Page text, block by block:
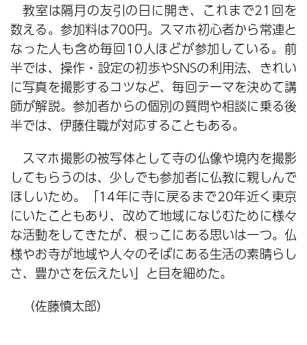
教室は隔月の友引の日に開き、これまで21回を
数える。参加料は700円。スマホ初心者から常連と
なった人も含め毎回10人ほどが参加している。前
半では、操作・設定の初歩やSNSの利用法、きれい
に写真を撮影するコツなど、毎回テーマを決めて講
師が解説。参加者からの個別の質問や相談に乗る後
半では、伊藤住職が対応することもある。
スマホ撮影の被写体として寺の仏像や境内を撮影
してもらうのは、少しでも参加者に仏教に親しんで
ほしいため。「14年に寺に戻るまで20年近く東京
にいたこともあり、改めて地域になじむために様々
な活動をしてきたが、根っこにある思いは一つ。仏
様やお寺が地域や人々のそばにある生活の素晴らし
さ、豊かさを伝えたい」と目を細めた。
（佐藤慎太郎）